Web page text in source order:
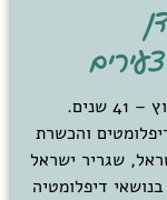
והכשרת
ישראל, שגריר ישראל
דיפלומטיה